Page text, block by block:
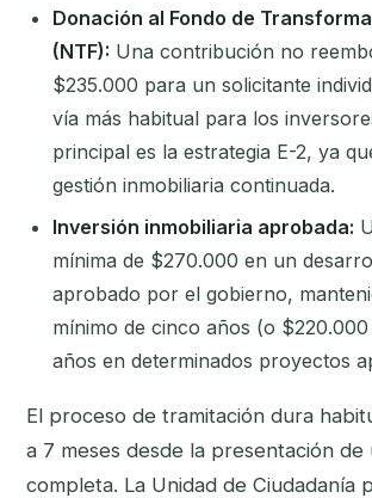
Donación al Fondo de
(NTF): Una contribución no
$235.000 para un solicitante
vía más habitual para los
principal es la estrategia E-2, ya
gestión inmobiliaria continuada.
Inversión inmobiliaria aprobada:
mínima de $270.000 en un
aprobado por el gobierno,
mínimo de cinco años (o
años en determinados proyectos
El proceso de tramitación dura
a 7 meses desde la presentación de
completa. La Unidad de Ciudadanía